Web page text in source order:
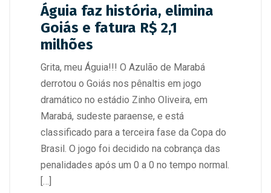
Águia faz história, elimina
Goiás e fatura R$ 2,1
milhões
Grita, meu Águia!!! O Azulão de Marabá
derrotou o Goiás nos pênaltis em jogo
dramático no estádio Zinho Oliveira, em
Marabá, sudeste paraense, e está
classificado para a terceira fase da Copa do
Brasil. O jogo foi decidido na cobrança das
penalidades após um 0 a 0 no tempo normal.
[…]